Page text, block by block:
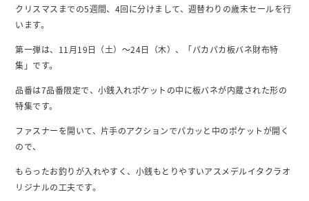
クリスマスまでの5週間、4回に分けまして、週替わりの歳末セールを行
います。
第一弾は、11月19日（土）～24日（木）、「パカパカ板バネ財布特
集」です。
品番は7品番限定で、小銭入れポケットの中に板バネが内蔵された形の
特集です。
ファスナーを開いて、片手のアクションでパカッと中のポケットが開く
ので、
もらったお釣りが入れやすく、小銭もとりやすいアスメデルイタクラオ
リジナルの工夫です。